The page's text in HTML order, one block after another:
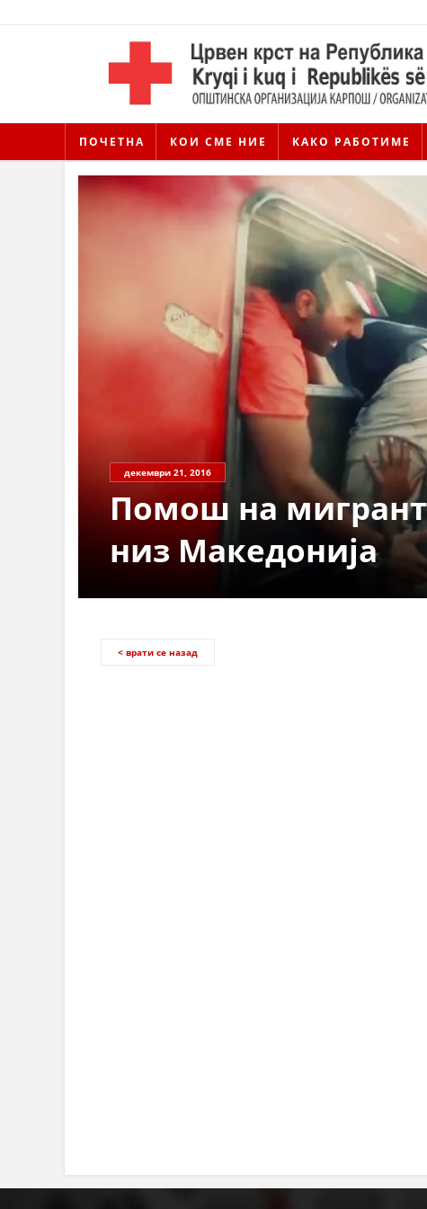
ПОЧЕТНА КОИ СМЕ НИЕ КАКО РАБОТИМЕ
декември 21, 2016
Помош на
низ Македонија
< врати се назад